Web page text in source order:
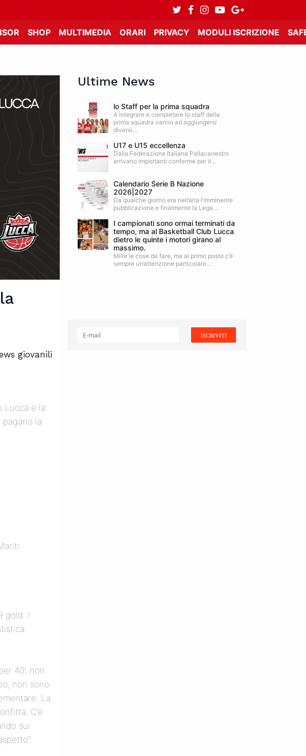
SHOP MULTIMEDIA ORARI PRIVACY MODULI ISCRIZIONE
giovanili
Lucca e la
la
gold. I
40’, non
non sono
La
C’è
sui
Ultime News
lo Staff per la prima squadra
A integrare e completare lo staff della
prima squadra vanno ad aggiungersi
diversi...
U17 e U15 eccellenza
Dalla Federazione Italiana Pallacanestro
arrivano importanti conferme per il...
Calendario Serie B Nazione
2026|2027
Da qualche giorno era nell’aria l’imminente
pubblicazione e finalmente la Lega...
I campionati sono ormai terminati da
tempo, ma al Basketball Club Lucca
dietro le quinte i motori girano al
massimo.
Mille le cose da fare, ma al primo posto c’è
sempre un’attenzione particolare...